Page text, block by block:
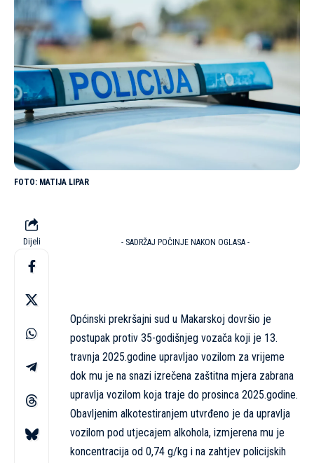
MATIJA LIPAR
Dijeli - SADRŽAJ POČINJE NAKON OGLASA -
Općinski prekršajni sud u Makarskoj dovršio je
postupak protiv 35-godišnjeg vozača koji je 13.
travnja 2025.godine upravljao vozilom za vrijeme
dok mu je na snazi izrečena zaštitna mjera zabrana
upravlja vozilom koja traje do prosinca 2025.godine.
Obavljenim alkotestiranjem utvrđeno je da upravlja
vozilom pod utjecajem alkohola, izmjerena mu je
koncentracija od 0,74 g/kg i na zahtjev policijskih